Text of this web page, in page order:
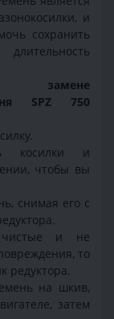
и
сохранить
SPZ 750
косилки и
чтобы вы
снимая его с
и не
то
редуктора.
на шкив,
затем